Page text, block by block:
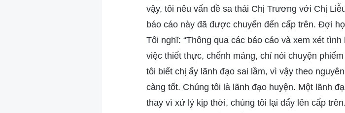
vậy, tôi nêu vấn đề sa thải Chị Trương với Chị
báo cáo này đã được chuyển đến cấp trên. Đợi
Tôi nghĩ: “Thông qua các báo cáo và xem xét
việc thiết thực, chểnh mảng, chỉ nói chuyện
tôi biết chị ấy lãnh đạo sai lầm, vì vậy theo
càng tốt. Chúng tôi là lãnh đạo huyện. Một lãnh
thay vì xử lý kịp thời, chúng tôi lại đẩy lên cấp